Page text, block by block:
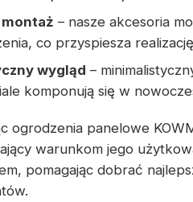
– nasze akcesoria
co przyspiesza
wygląd –
komponują się w
ogrodzenia panelowe
warunkom jego
pomagając dobrać